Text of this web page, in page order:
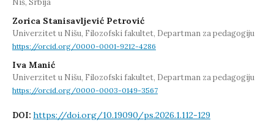
Niš, Srbija
Zorica Stanisavljević Petrović
Univerzitet u Nišu, Filozofski fakultet, Departman za pedagogiju
https://orcid.org/0000-0001-9212-4286
Iva Manić
Univerzitet u Nišu, Filozofski fakultet, Departman za pedagogiju
https://orcid.org/0000-0003-0149-3567
DOI: https://doi.org/10.19090/ps.2026.1.112-129